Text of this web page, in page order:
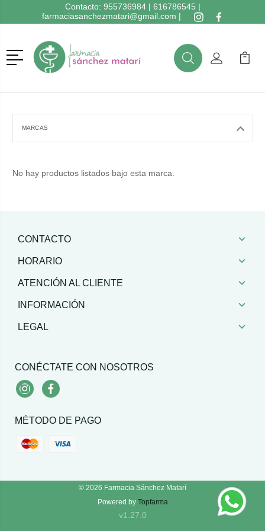
Contacto: 955736984| 616786545 |
farmaciasanchezmatari@gmail.com |
Menú
BuscarMi Cuenta
Mi
MARCAS
No hay productos listados bajo esta marca.
CONTACTO
HORARIO
ATENCIÓN AL CLIENTE
INFORMACIÓN
LEGAL
CONÉCTATE CON NOSOTROS
InstagramFacebook
MÉTODO DE PAGO
© 2026 Farmacia Sánchez Matarí
Powered by Topfarma
v1.27.0